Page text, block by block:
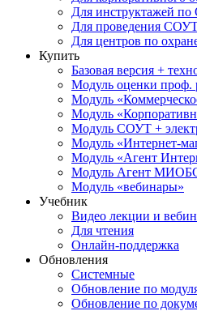
Для инструктажей
Для проведения СОУТ
Для центров по
Купить
Базовая версия +
Модуль оценки проф.
Модуль
Модуль
Модуль СОУТ +
Модуль «Интернет-
Модуль «Агент
Модуль Агент
Модуль «вебинары»
Учебник
Видео лекции и
Для чтения
Онлайн-поддержка
Обновления
Системные
Обновление по
Обновление по